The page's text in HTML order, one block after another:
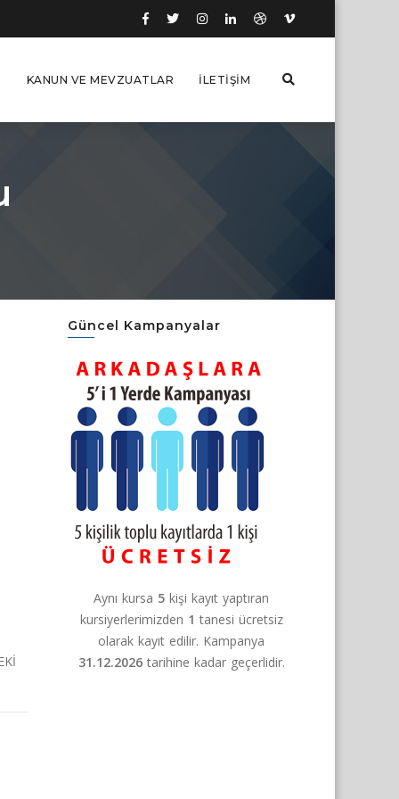
KANUN VE MEVZUATLAR İLETIŞIM
Güncel Kampanyalar
Aynı kursa 5 kişi kayıt yaptıran
kursiyerlerimizden 1 tanesi ücretsiz
olarak kayıt edilir. Kampanya
31.12.2026tarihine kadar geçerlidir.